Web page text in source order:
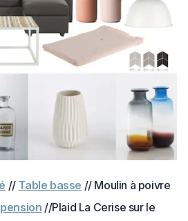
// Table basse // Moulin à poivre
//Plaid La Cerise sur le